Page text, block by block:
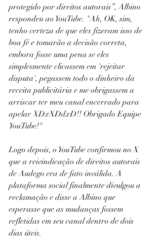
protegido por direitos autorais”, Albino
respondeu ao YouTube. "Ah, OK, sim,
tenho certeza de que eles fizeram isso de
boa fé e tomarão a decisão correta,
embora fosse uma pena se eles
simplesmente clicassem em 'rejeitar
disputa', pegassem todo o dinheiro da
receita publicitária e me obrigassem a
arriscar ter meu canal encerrado para
apelar XDxXDdxD!! Obrigado Equipe
YouTube!"
Logo depois, o YouTube confirmou no X
que a reivindicação de direitos autorais
de Audego era de fato inválida. A
plataforma social finalmente divulgou a
reclamação e disse a Albino que
esperasse que as mudanças fossem
refletidas em seu canal dentro de dois
dias úteis.